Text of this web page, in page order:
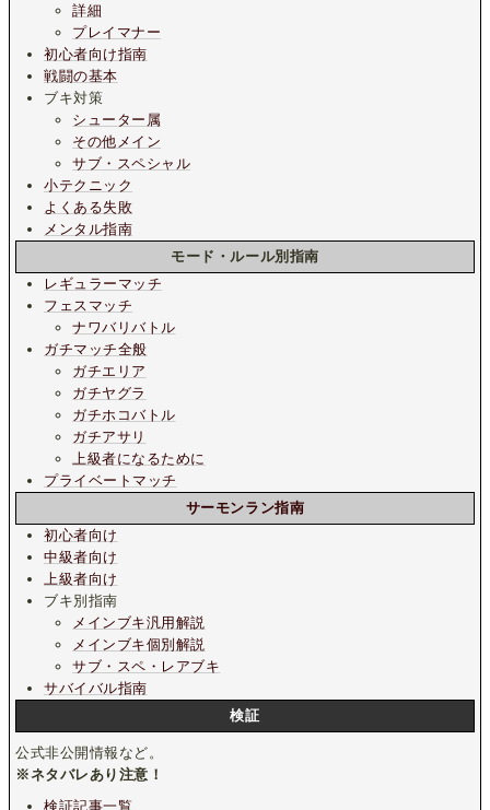
詳細
プレイマナー
初心者向け指南
戦闘の基本
ブキ対策
シューター属
その他メイン
サブ・スペシャル
小テクニック
よくある失敗
メンタル指南
モード・ルール別指南
レギュラーマッチ
フェスマッチ
ナワバリバトル
ガチマッチ全般
ガチエリア
ガチヤグラ
ガチホコバトル
ガチアサリ
上級者になるために
プライベートマッチ
サーモンラン指南
初心者向け
中級者向け
上級者向け
ブキ別指南
メインブキ汎用解説
メインブキ個別解説
サブ・スペ・レアブキ
サバイバル指南
検証
公式非公開情報など。
※ネタバレあり注意！
検証記事一覧